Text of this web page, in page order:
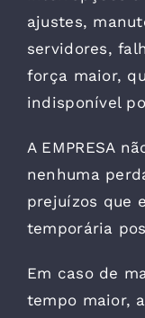
ajustes,
servidores,
força maior,
indisponível
A EMPRESA
nenhuma
prejuízos que
temporária
Em caso de
tempo maior,